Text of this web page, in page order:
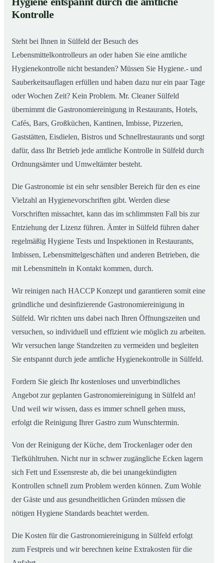
02Gastronomiereinigung in Sülfeld – Qualität, die
man sieht
Kontrolle
Steht bei Ihnen in Sülfeld der Besuch des
Lebensmittelkontrolleurs an oder haben Sie eine amtliche
Hygienekontrolle nicht bestanden? Müssen Sie Hygiene.- und
Sauberkeitsauflagen erfüllen und haben dazu nur ein paar Tage
oder Wochen Zeit? Kein Problem. Mr. Cleaner Sülfeld
übernimmt die Gastronomiereinigung in Restaurants, Hotels,
Cafés, Bars, Großküchen, Kantinen, Imbisse, Pizzerien,
Gaststätten, Eisdielen, Bistros und Schnellrestaurants und sorgt
dafür, dass Ihr Betrieb jede amtliche Kontrolle in Sülfeld durch
Ordnungsämter und Umweltämter besteht.
Die Gastronomie ist ein sehr sensibler Bereich für den es eine
Vielzahl an Hygienevorschriften gibt. Werden diese
Vorschriften missachtet, kann das im schlimmsten Fall bis zur
Entziehung der Lizenz führen. Ämter in Sülfeld führen daher
regelmäßig Hygiene Tests und Inspektionen in Restaurants,
Imbissen, Lebensmittelgeschäften und anderen Betrieben, die
mit Lebensmitteln in Kontakt kommen, durch.
Wir reinigen nach HACCP Konzept und garantieren somit eine
gründliche und desinfizierende Gastronomiereinigung in
Sülfeld. Wir richten uns dabei nach Ihren Öffnungszeiten und
versuchen, so individuell und effizient wie möglich zu arbeiten.
Wir versuchen lange Standzeiten zu vermeiden und begleiten
Sie entspannt durch jede amtliche Hygienekontrolle in Sülfeld.
Fordern Sie gleich Ihr kostenloses und unverbindliches
Angebot zur geplanten Gastronomiereinigung in Sülfeld an!
Und weil wir wissen, dass es immer schnell gehen muss,
erfolgt die Reinigung Ihrer Gastro zum Wunschtermin.
Von der Reinigung der Küche, dem Trockenlager oder den
Tiefkühltruhen. Nicht nur in schwer zugängliche Ecken lagern
sich Fett und Essensreste ab, die bei unangekündigten
Kontrollen schnell zum Problem werden können. Zum Wohle
der Gäste und aus gesundheitlichen Gründen müssen die
nötigen Hygiene Standards beachtet werden.
Die Kosten für die Gastronomiereinigung in Sülfeld erfolgt
zum Festpreis und wir berechnen keine Extrakosten für die